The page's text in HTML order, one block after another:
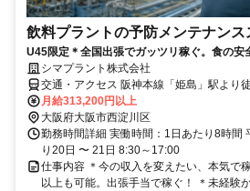
飲料プラントの予防メンテナンス
U45限定＊全国出張でガッツリ稼ぐ。食の安
シマプラント株式会社
交通・アクセス 阪神本線「姫島」駅より
月給313,200円以上
大阪府大阪市西淀川区
勤務時間詳細 実働時間：1日あたり8時間
り20日 〜 21日 8:30～17:00
仕事内容 ＊今の収入を変えたい、本気で
以上も可能。出張手当で稼ぐ！ ＊未経験